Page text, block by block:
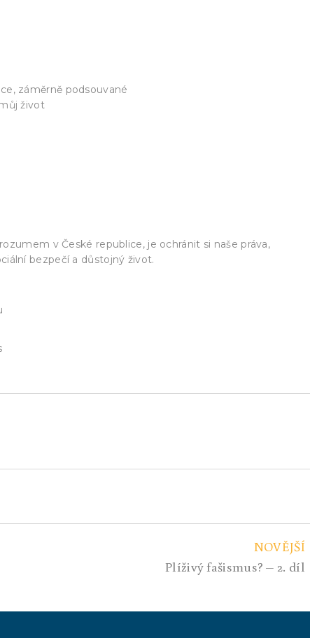
záměrně podsouvané
život
v České republice, je ochránit si naše práva,
bezpečí a důstojný život.
NOVĚJŠÍ
Plíživý fašismus? – 2. díl